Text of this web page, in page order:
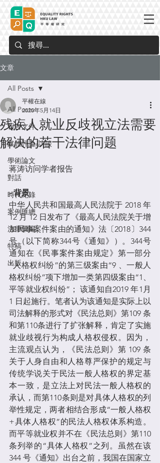
文章
All Posts
報告文件
媒體評論/訪談
學術論文
對話
時代紀錄
案例匯總
法律彙編
特稿
出版
All Posts
残疾人就业反歧视立法需要
解决的若干法律问题
平權在線
2020年5月14日
蒋涛访问学者报告
- 背景
中华人民共和国最高人民法院于 2018 年
12 月 12 日发布了《最高人民法院关于增
加民事案件案由的通知》法〔2018〕344
号（以下简称344号《通知》）。344号
通知在《民事案件案由规定》第一部分
“人格权纠纷”的第三级案由“9 、一般人
格权纠纷”项下增加一类第四级案由“1、
平等就业权纠纷”； 该通知自2019 年1月
1 日起施行。笔者认为该通知是实际上以
司法解释的形式对《民法总则》第109 条
和第110条进行了扩张解释，肯定了实施
就业歧视行为构成人格权侵权。因为，
主流观点认为，《民法总则》第 109 条
关于人身自由和人格尊严保护的规定与
传统学说关于民法一般人格权的界定基
本一致，是立法上对民法一般人格权的
承认，而第110条则是对具体人格权的列
举性规定，两者相结合形成“一般人格权
+具体人格权”的民法人格权体系构造。
而平等就业权并不在《民法总则》第110
条列举的“具体人格权”之列。虽然在该
344 号《通知》出台之前，我国在国家立